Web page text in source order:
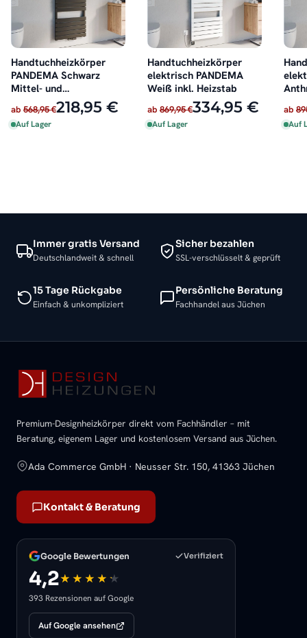
Handtuchheizkörper
PANDEMA Schwarz
Mittel- und
Seitenanschluss
ab 568,95 €218,95 €
Auf Lager
Handtuchheizkörper
elektrisch PANDEMA
Weiß inkl. Heizstab
ab 869,95 €334,95 €
Auf Lager
ab
Auf
Immer gratis Versand
Deutschlandweit & schnell
Sicher bezahlen
SSL-verschlüsselt & geprüft
15 Tage Rückgabe
Einfach & unkompliziert
Persönliche Beratung
Fachhandel aus Jüchen
Premium-Designheizkörper direkt vom Fachhändler – mit
Beratung, eigenem Lager und kostenlosem Versand aus Jüchen.
Ada Commerce GmbH · Neusser Str. 150, 41363 Jüchen
Kontakt & Beratung
Google Bewertungen Verifiziert
4,2
393 Rezensionen auf Google
Auf Google ansehen